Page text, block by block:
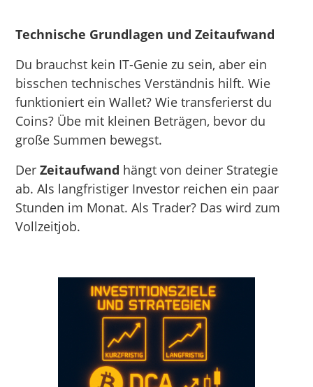
Technische Grundlagen und Zeitaufwand
Du brauchst kein IT-Genie zu sein, aber ein
bisschen technisches Verständnis hilft. Wie
funktioniert ein Wallet? Wie transferierst du
Coins? Übe mit kleinen Beträgen, bevor du
große Summen bewegst.
DerZeitaufwand hängt von deiner Strategie
ab. Als langfristiger Investor reichen ein paar
Stunden im Monat. Als Trader? Das wird zum
Vollzeitjob.